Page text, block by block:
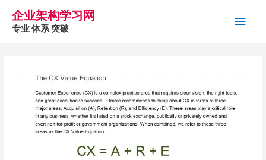
企业架构学习网
专业 体系 突破
主